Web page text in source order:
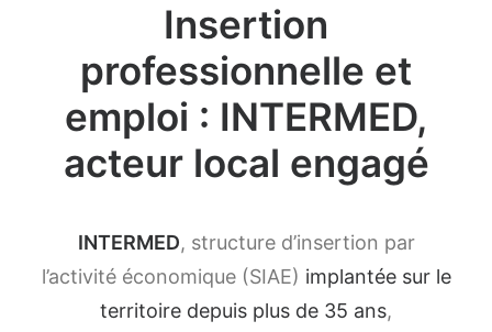
ACTUALITÉS
QUI SOMMES-NOUS ?
PROFESSIONNELS
PARTICULIERS
Insertion
professionnelle et
emploi : INTERMED,
acteur local engagé
INTERMED, structure d’insertion par
l’activité économique (SIAE) implantée sur le
territoire depuis plus de 35 ans,